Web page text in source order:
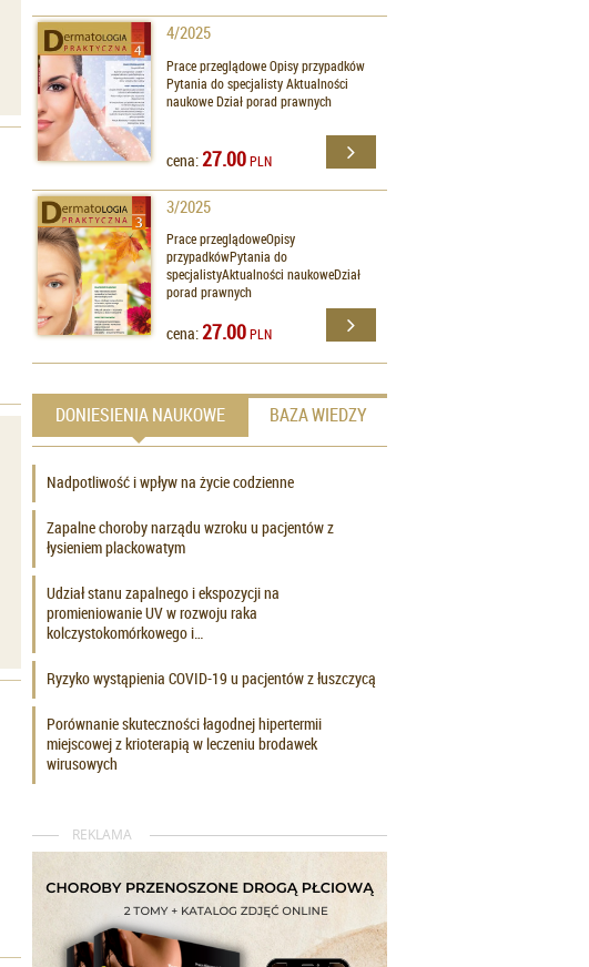
4/2025
Prace przeglądowe Opisy przypadków
Pytania do specjalisty Aktualności
naukowe Dział porad prawnych
cena: 27.00PLN
3/2025
Prace przeglądoweOpisy
przypadkówPytania do
specjalistyAktualności naukoweDział
porad prawnych
cena:27.00PLN
DONIESIENIA NAUKOWE BAZA WIEDZY
Nadpotliwość i wpływ na życie codzienne
Zapalne choroby narządu wzroku u pacjentów z
łysieniem plackowatym
Udział stanu zapalnego i ekspozycji na
promieniowanie UV w rozwoju raka
kolczystokomórkowego i…
Ryzyko wystąpienia COVID-19 u pacjentów z łuszczycą
Porównanie skuteczności łagodnej hipertermii
miejscowej z krioterapią w leczeniu brodawek
wirusowych
REKLAMA